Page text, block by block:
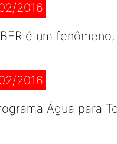
2016
é um
2016
Água para